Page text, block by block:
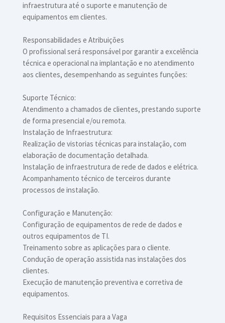
infraestrutura até o suporte e manutenção de
equipamentos em clientes.
Responsabilidades e Atribuições
O profissional será responsável por garantir a excelência
técnica e operacional na implantação e no atendimento
aos clientes, desempenhando as seguintes funções:
Suporte Técnico:
Atendimento a chamados de clientes, prestando suporte
de forma presencial e/ou remota.
Instalação de Infraestrutura:
Realização de vistorias técnicas para instalação, com
elaboração de documentação detalhada.
Instalação de infraestrutura de rede de dados e elétrica.
Acompanhamento técnico de terceiros durante
processos de instalação.
Configuração e Manutenção:
Configuração de equipamentos de rede de dados e
outros equipamentos de TI.
Treinamento sobre as aplicações para o cliente.
Condução de operação assistida nas instalações dos
clientes.
Execução de manutenção preventiva e corretiva de
equipamentos.
Requisitos Essenciais para a Vaga